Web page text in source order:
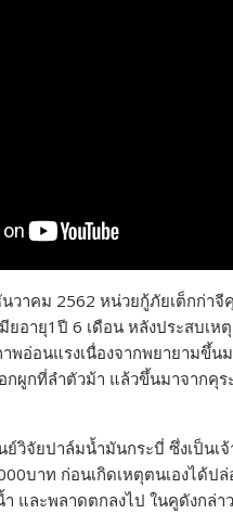
าคม 2562 หน่วยกู้ภัยเต็กก่าจี
ยอายุ1ปี 6 เดือน หลังประสบเ
อ่อนแรงเนื่องจากพยายามขึ้
อกผูกที่ลำตัวม้า แล้วขึ้นมาจาก
วิจัยปาล์มน้ำมันกระบี่ ซึ่งเป็นเ
บาท ก่อนเกิดเหตุตนเองได้
ำ และพลาดตกลงไป ในคูดังก